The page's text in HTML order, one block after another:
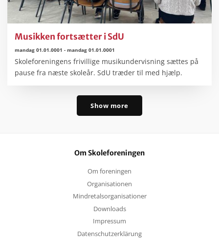
Musikken fortsætter i SdU
mandag 01.01.0001 - mandag 01.01.0001
Skoleforeningens frivillige musikundervisning sættes på
pause fra næste skoleår. SdU træder til med hjælp.
Show more
Om Skoleforeningen
Om foreningen
Organisationen
Mindretalsorganisationer
Downloads
Impressum
Datenschutzerklärung